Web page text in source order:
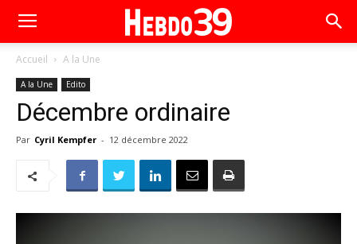
Accueil A la Une
A la Une Edito
Décembre ordinaire
Par Cyril Kempfer - 12 décembre 2022